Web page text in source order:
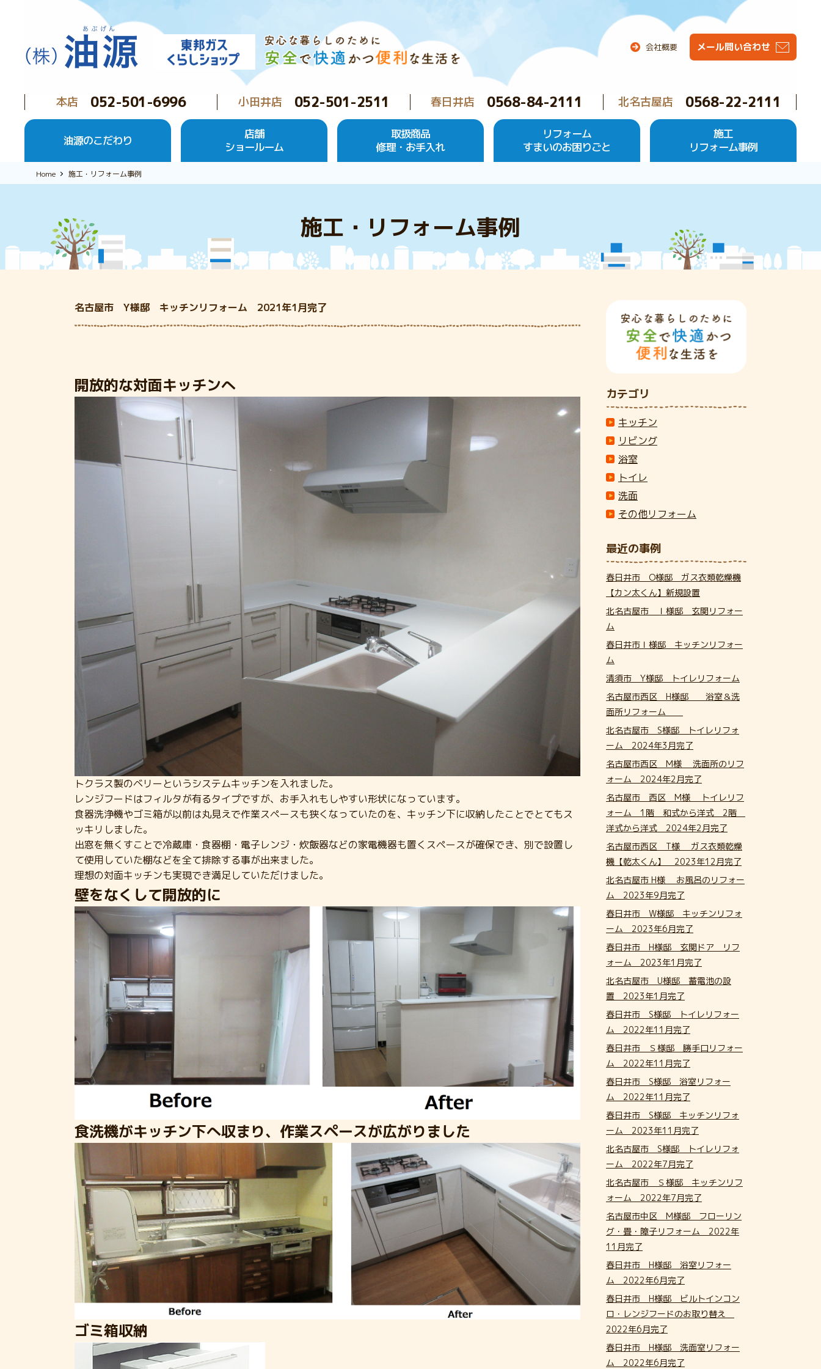
会社概要 メール問い合わせ
本店 052-501-6996 小田井店 052-501-2511 春日井店 0568-84-2111 北名古屋店 0568-22-2111
油源のこだわり
店舗
ショールーム
取扱商品
修理・お手入れ
リフォーム
すまいのお困りごと
施工
リフォーム事例
Home 施工・リフォーム事例
施工・リフォーム事例
名古屋市 Y様邸 キッチンリフォーム 2021年1月完了
開放的な対面キッチンへ
トクラス製のベリーというシステムキッチンを入れました。
レンジフードはフィルタが有るタイプですが、お手入れもしやすい形状になっています。
食器洗浄機やゴミ箱が以前は丸見えで作業スペースも狭くなっていたのを、キッチン下に収納したことでとてもス
ッキリしました。
出窓を無くすことで冷蔵庫・食器棚・電子レンジ・炊飯器などの家電機器も置くスペースが確保でき、別で設置し
て使用していた棚などを全て排除する事が出来ました。
理想の対面キッチンも実現でき満足していただけました。
壁をなくして開放的に
食洗機がキッチン下へ収まり、作業スペースが広がりました
ゴミ箱収納
カテゴリ
キッチン
リビング
浴室
トイレ
洗面
その他リフォーム
最近の事例
春日井市 O様邸 ガス衣類乾燥機
【カン太くん】新規設置
北名古屋市 Ｉ様邸 玄関リフォー
ム
春日井市Ｉ様邸 キッチンリフォー
ム
清須市 Y様邸 トイレリフォーム
名古屋市西区 H様邸 浴室＆洗
面所リフォーム
北名古屋市 S様邸 トイレリフォ
ーム 2024年3月完了
名古屋市西区 M様 洗面所のリフ
ォーム 2024年2月完了
名古屋市 西区 M様 トイレリフ
ォーム 1階 和式から洋式 2階
洋式から洋式 2024年2月完了
名古屋市西区 T様 ガス衣類乾燥
機【乾太くん】 2023年12月完了
北名古屋市 H様 お風呂のリフォー
ム 2023年9月完了
春日井市 W様邸 キッチンリフォ
ーム 2023年6月完了
春日井市 H様邸 玄関ドア リフ
ォーム 2023年1月完了
北名古屋市 U様邸 蓄電池の設
置 2023年1月完了
春日井市 S様邸 トイレリフォー
ム 2022年11月完了
春日井市 Ｓ様邸 勝手口リフォー
ム 2022年11月完了
春日井市 S様邸 浴室リフォー
ム 2022年11月完了
春日井市 S様邸 キッチンリフォ
ーム 2023年11月完了
北名古屋市 S様邸 トイレリフォ
ーム 2022年7月完了
北名古屋市 Ｓ様邸 キッチンリフ
ォーム 2022年7月完了
名古屋市中区 M様邸 フローリン
グ・畳・障子リフォーム 2022年
11月完了
春日井市 H様邸 浴室リフォー
ム 2022年6月完了
春日井市 H様邸 ビルトインコン
ロ・レンジフードのお取り替え
2022年6月完了
春日井市 H様邸 洗面室リフォー
ム 2022年6月完了